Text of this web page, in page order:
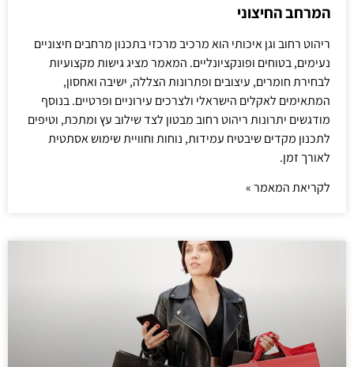
המרחב החיצוני
ריהוט רחוב וגן איכותי הוא מרכיב מרכזי בתכנון מרחבים חיצוניים
נעימים, בטוחים ופונקציונליים. המאמר מציג גישות מקצועיות
לבחירת חומרים, עיצובים ופתרונות הצללה, ישיבה ואחסון,
המתאימים לאקלים הישראלי ולצרכים עירוניים ופרטיים. בנוסף
מודגשים יתרונות ריהוט רחוב מבטון לצד שילוב עץ ומתכת, וטיפים
לתכנון מקדים שיבטיח עמידות, נוחות וחוויית שימוש אסתטית
לאורך זמן.
לקריאת המאמר »